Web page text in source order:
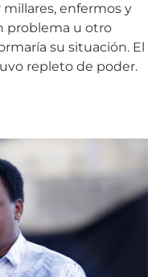
enfermos y
problema u otro
su situación. El
repleto de poder.